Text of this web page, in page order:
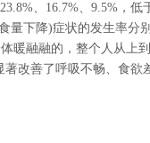
、16.7%、9.5%，
量下降)症状的发生率分
暖融融的，整个人从上
著改善了呼吸不畅、食